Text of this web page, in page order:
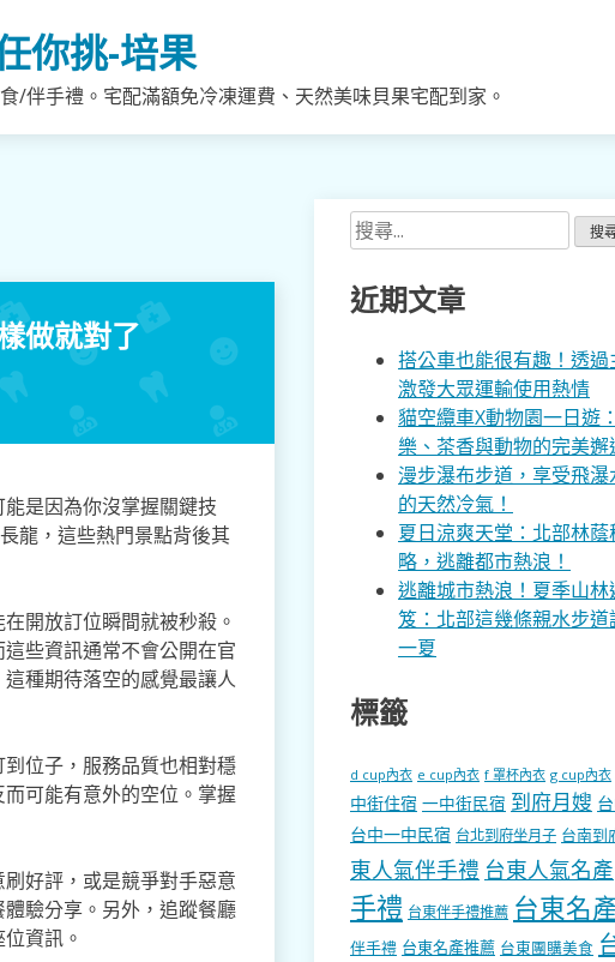
你挑-培果
/伴手禮。宅配滿額免冷凍運費、天然美味貝果宅配到家。
做就對了
是因為你沒掌握關鍵技
龍，這些熱門景點背後其
開放訂位瞬間就被秒殺。
些資訊通常不會公開在官
種期待落空的感覺最讓人
位子，服務品質也相對穩
而可能有意外的空位。掌握
好評，或是競爭對手惡意
驗分享。另外，追蹤餐廳
資訊。
搜
尋
關
鍵
近期文章
搭公車也能很有趣！透過
激發大眾運輸使用熱情
貓空纜車X動物園一日遊
樂、茶香與動物的完美邂
漫步瀑布步道，享受飛瀑
的天然冷氣！
夏日涼爽天堂：北部林
略，逃離都市熱浪！
逃離城市熱浪！夏季山林
笈：北部這幾條親水步道
一夏
標籤
d cup內衣 e cup內衣 f 罩杯內衣 g cup內衣
中街住宿 一中街民宿 到府月嫂
台中一中民宿 台北到府坐月子 台南到
東人氣伴手禮 台東人氣名產
手禮 台東伴手禮推薦 台東名
伴手禮 台東名產推薦 台東團購美食